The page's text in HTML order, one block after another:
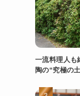
一流料理人も
陶の“究極の